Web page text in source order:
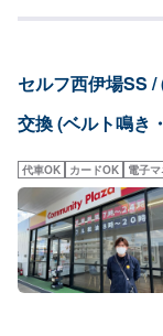
セルフ西伊場SS
交換 (ベルト鳴き
代車OK カードOK 電子